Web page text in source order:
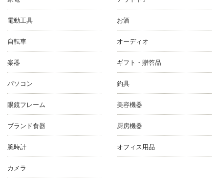
電動工具
自転車
楽器
パソコン
眼鏡フレーム
ブランド食器
腕時計
カメラ
お酒
オーディオ
ギフト・贈答品
釣具
美容機器
厨房機器
オフィス用品